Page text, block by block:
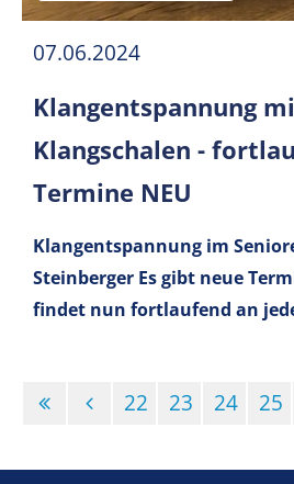
07.06.2024
Klangentspannung
Klangschalen -
Termine NEU
Klangentspannung im
Steinberger Es gibt neue
findet nun fortlaufend an
22 23 24 25